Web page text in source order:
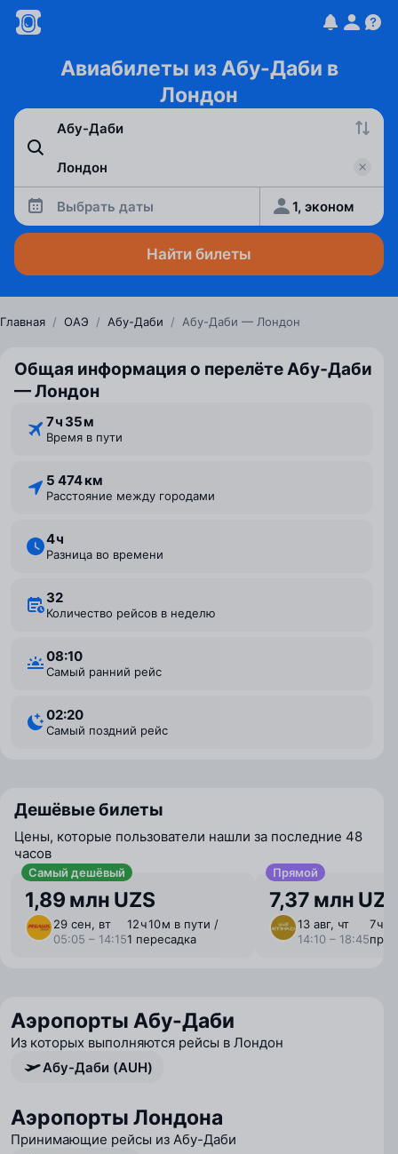
Авиабилеты из Абу-Даби в
Лондон
Выбрать даты 1, эконом
Найти билеты
Главная / ОАЭ / Абу-Даби / Абу-Даби — Лондон
Общая информация о перелёте Абу‑Даби
— Лондон
7 ⁠ч 35 ⁠м
Время в пути
5 474 км
Расстояние между городами
4 ⁠ч
Разница во времени
32
Количество рейсов в неделю
08:10
Самый ранний рейс
02:20
Самый поздний рейс
Дешёвые билеты
Цены, которые пользователи нашли за последние 48
часов
Самый дешёвый
1,89 млн UZS
29 сен, вт
05:05 – 14:15
12 ⁠ч 10 ⁠м в пути /
1 пересадка
Прямой
7,37 млн
13 авг, чт
14:10 – 18:45
7 ⁠ч
Аэропорты Абу-Даби
Из которых выполняются рейсы в Лондон
Абу-Даби (AUH)
Аэропорты Лондона
Принимающие рейсы из Абу-Даби